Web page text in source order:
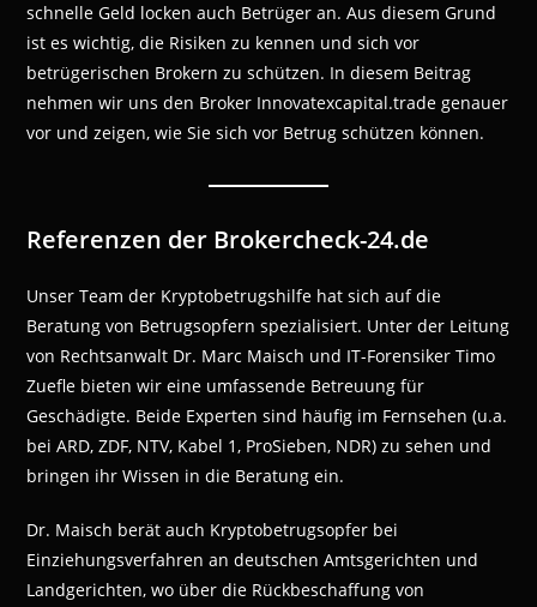
schnelle Geld locken auch Betrüger an. Aus diesem Grund
ist es wichtig, die Risiken zu kennen und sich vor
betrügerischen Brokern zu schützen. In diesem Beitrag
nehmen wir uns den Broker Innovatexcapital.trade genauer
vor und zeigen, wie Sie sich vor Betrug schützen können.
Referenzen der Brokercheck-24.de
Unser Team der Kryptobetrugshilfe hat sich auf die
Beratung von Betrugsopfern spezialisiert. Unter der Leitung
von Rechtsanwalt Dr. Marc Maisch und IT-Forensiker Timo
Zuefle bieten wir eine umfassende Betreuung für
Geschädigte. Beide Experten sind häufig im Fernsehen (u.a.
bei ARD, ZDF, NTV, Kabel 1, ProSieben, NDR) zu sehen und
bringen ihr Wissen in die Beratung ein.
Dr. Maisch berät auch Kryptobetrugsopfer bei
Einziehungsverfahren an deutschen Amtsgerichten und
Landgerichten, wo über die Rückbeschaffung von